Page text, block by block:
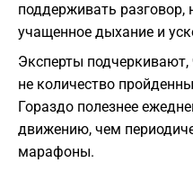
поддерживать
учащенное дыхание и
Эксперты
не количество
Гораздо полезнее
движению, чем
марафоны.